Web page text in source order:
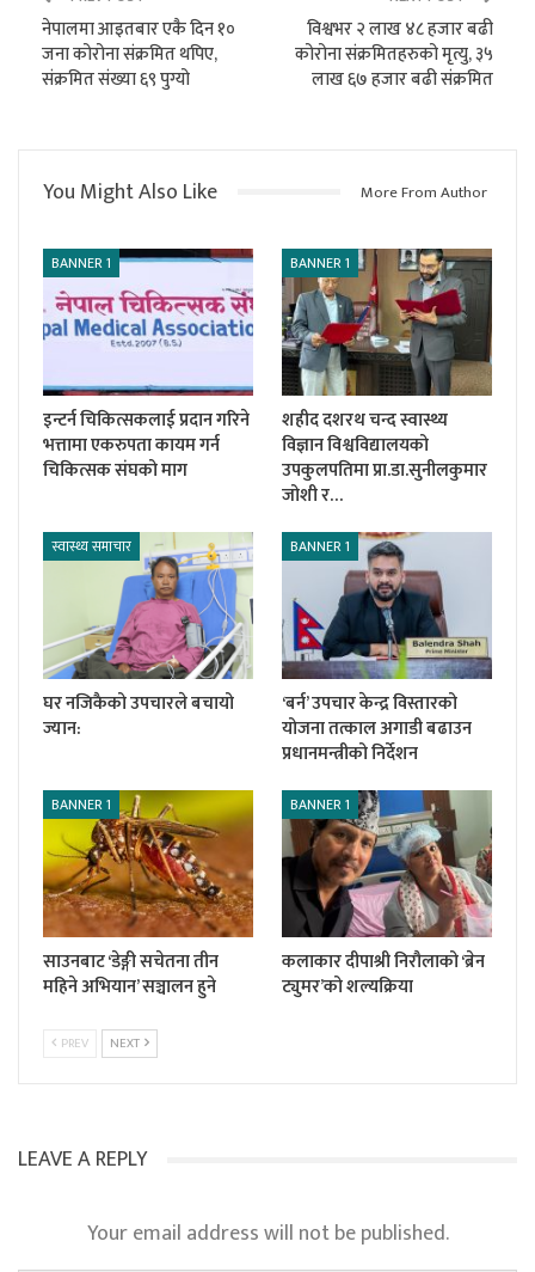
नेपालमा आइतबार एकै दिन १०
जना कोरोना संक्रमित थपिए,
संक्रमित संख्या ६९ पुग्यो
विश्वभर २ लाख ४८ हजार बढी
कोरोना संक्रमितहरुको मृत्यु, ३५
लाख ६७ हजार बढी संक्रमित
You Might Also Like More From Author
BANNER 1
इन्टर्न चिकित्सकलाई प्रदान गरिने
भत्तामा एकरुपता कायम गर्न
चिकित्सक संघको माग
BANNER 1
शहीद दशरथ चन्द स्वास्थ्य
विज्ञान विश्वविद्यालयको
उपकुलपतिमा प्रा.डा.सुनीलकुमार
जोशी र…
स्वास्थ्य समाचार
घर नजिकैको उपचारले बचायो
ज्यान:
BANNER 1
‘बर्न’ उपचार केन्द्र विस्तारको
योजना तत्काल अगाडी बढाउन
प्रधानमन्त्रीको निर्देशन
BANNER 1
साउनबाट ‘डेङ्गी सचेतना तीन
महिने अभियान’ सञ्चालन हुने
BANNER 1
कलाकार दीपाश्री निरौलाको ‘ब्रेन
ट्युमर’को शल्यक्रिया
PREV NEXT
LEAVE A REPLY
Your email address will not be published.